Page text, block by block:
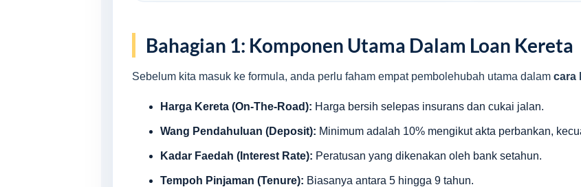
Bahagian 1: Komponen Utama Dalam Loan Kereta
Sebelum kita masuk ke formula, anda perlu faham empat pembolehubah utama dalam cara
Harga Kereta (On-The-Road): Harga bersih selepas insurans dan cukai jalan.
Wang Pendahuluan (Deposit): Minimum adalah 10% mengikut akta perbankan,
Kadar Faedah (Interest Rate): Peratusan yang dikenakan oleh bank setahun.
Tempoh Pinjaman (Tenure): Biasanya antara 5 hingga 9 tahun.